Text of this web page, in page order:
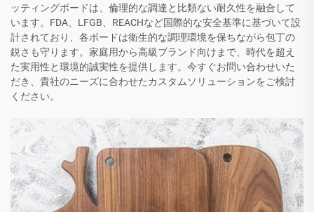
ッティングボードは、倫理的な調達と比類ない耐久性を融合して
います。FDA、LFGB、REACHなど国際的な安全基準に基づいて設
計されており、各ボードは衛生的な調理環境を保ちながら包丁の
鋭さも守ります。家庭用から高級ブランド向けまで、時代を超え
た実用性と環境的誠実性を提供します。今すぐお問い合わせいた
だき、貴社のニーズに合わせたカスタムソリューションをご検討
ください。